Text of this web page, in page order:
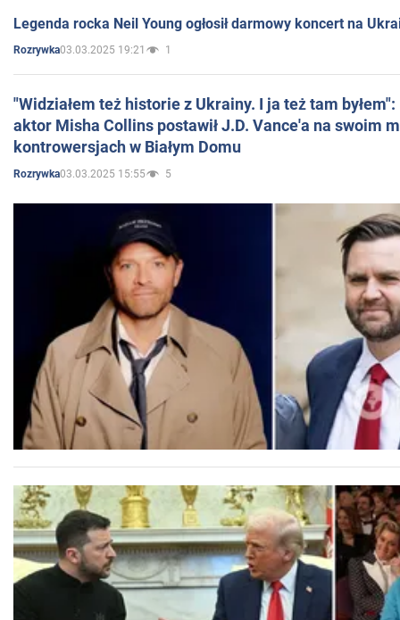
Legenda rocka Neil Young ogłosił darmowy koncert na
Rozrywka03.03.2025 19:21 1
"Widziałem też historie z Ukrainy. I ja też tam
aktor Misha Collins postawił J.D. Vance'a na swoim
kontrowersjach w Białym Domu
Rozrywka03.03.2025 15:55 5